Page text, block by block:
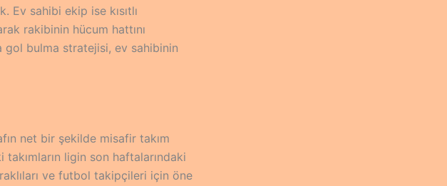
Ev sahibi ekip ise kısıtlı
rakibinin hücum hattını
gol bulma stratejisi, ev sahibinin
net bir şekilde misafir takım
ligin son haftalarındaki
ve futbol takipçileri için öne